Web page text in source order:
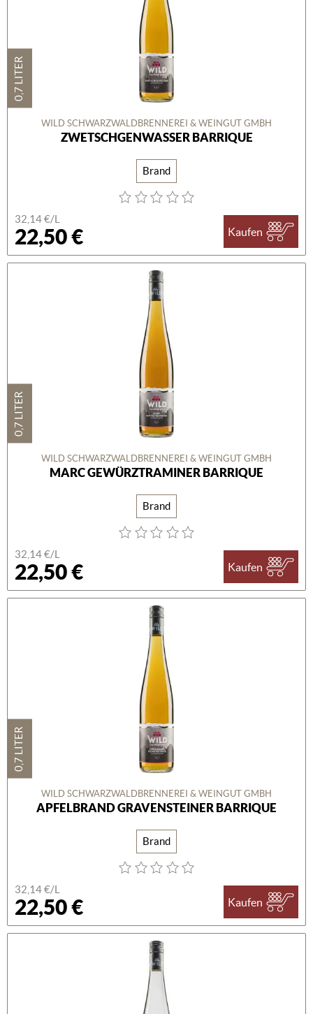
0,7 LITER
WILD SCHWARZWALDBRENNEREI & WEINGUT GMBH
ZWETSCHGENWASSER BARRIQUE
Brand
32,14 €/L
22,50 € Kaufen
0,7 LITER
WILD SCHWARZWALDBRENNEREI & WEINGUT GMBH
MARC GEWÜRZTRAMINER BARRIQUE
Brand
32,14 €/L
22,50 € Kaufen
0,7 LITER
WILD SCHWARZWALDBRENNEREI & WEINGUT GMBH
APFELBRAND GRAVENSTEINER BARRIQUE
Brand
32,14 €/L
22,50 € Kaufen